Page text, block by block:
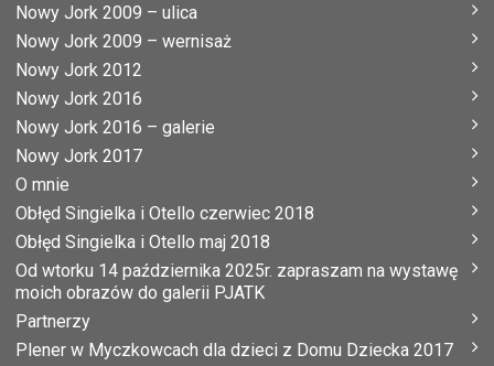
Nowy Jork 2009 – ulica
Nowy Jork 2009 – wernisaż
Nowy Jork 2012
Nowy Jork 2016
Nowy Jork 2016 – galerie
Nowy Jork 2017
O mnie
Obłęd Singielka i Otello czerwiec 2018
Obłęd Singielka i Otello maj 2018
Od wtorku 14 października 2025r. zapraszam na wystawę
moich obrazów do galerii PJATK
Partnerzy
Plener w Myczkowcach dla dzieci z Domu Dziecka 2017